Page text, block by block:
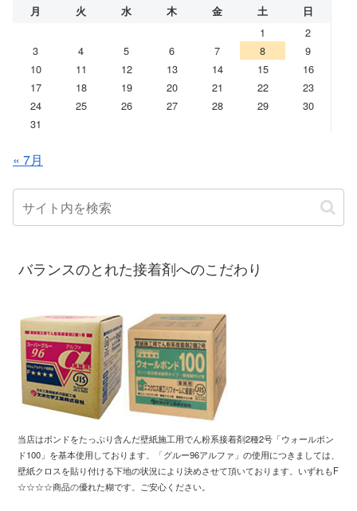
月 火 水 木 金 土 日
1
2
3
4 5 6 7 8
9
10
11 12 13 14 15
16
17
18 19 20 21 22
23
24
25 26 27 28 29
30
31
« 7月
バランスのとれた接着剤へのこだわり
当店はボンドをたっぷり含んだ壁紙施工用でん粉系接着剤2種2号「ウォールボン
ド100」 を基本使用しております 。「グルー96アルファ」の使用につきましては、
壁紙クロスを貼り付ける下地の状況により決めさせて頂いております
いずれもF
☆☆☆☆商品の優れた糊です ご安心ください。